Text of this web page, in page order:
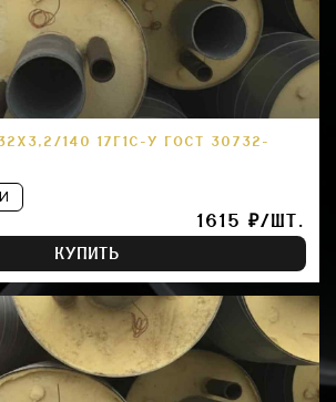
140 17Г1С-У ГОСТ 30732-
1615 ₽/ШТ.
КУПИТЬ